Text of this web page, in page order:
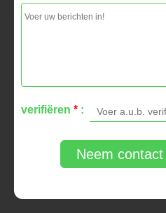
verifiëren * :
Neem